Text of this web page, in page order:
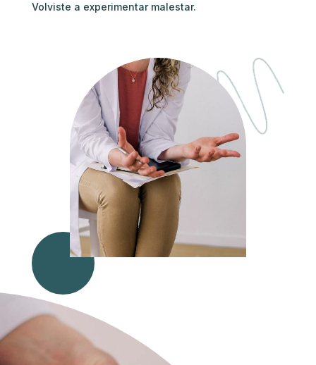
Volviste a experimentar malestar.